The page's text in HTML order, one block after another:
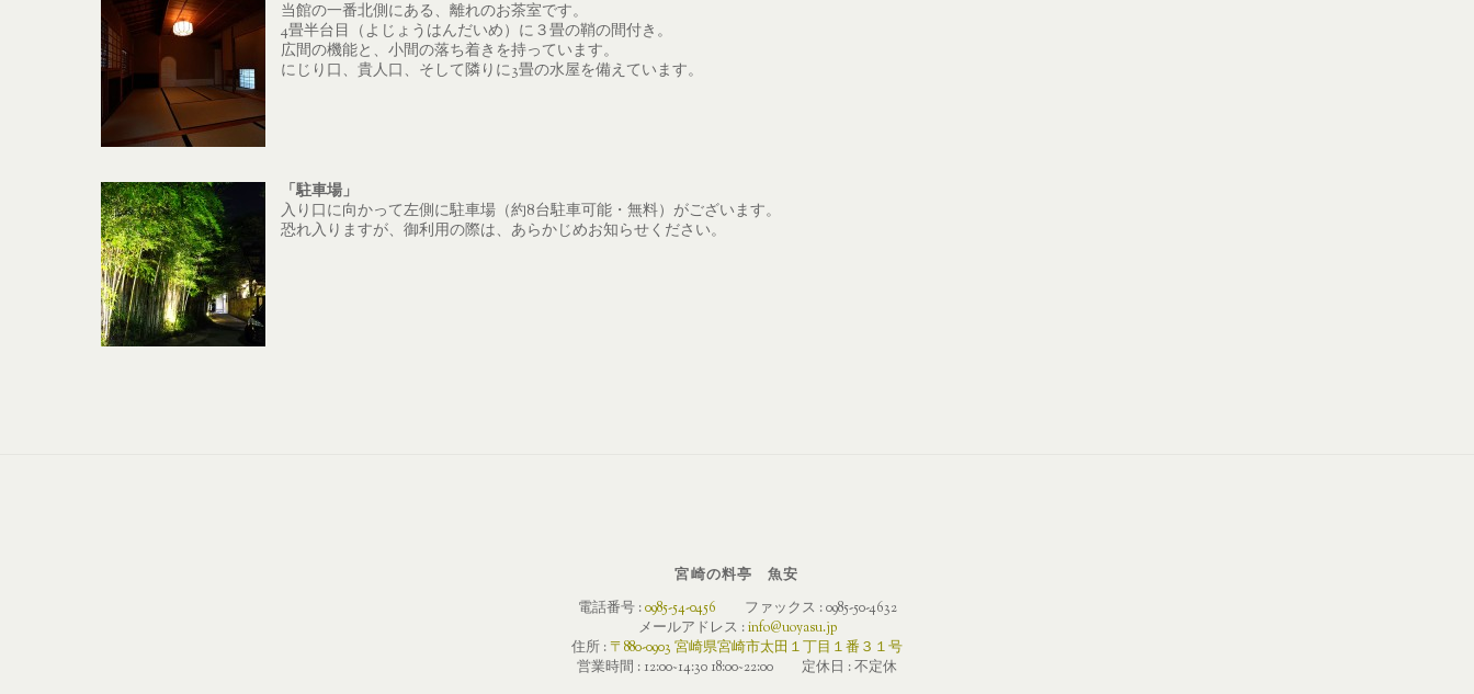
当館の一番北側にある、離れのお茶室です。
4畳半台目（よじょうはんだいめ）に３畳の鞘の間付き。
広間の機能と、小間の落ち着きを持っています。
にじり口、貴人口、そして隣りに3畳の水屋を備えています。
「駐車場」
入り口に向かって左側に駐車場（約8台駐車可能・無料）がございます。
恐れ入りますが、御利用の際は、あらかじめお知らせください。
宮崎の料亭 魚安
電話番号 :0985-54-0456 ファックス : 0985-50-4632
メールアドレス :info@uoyasu.jp
住所 :〒880-0903 宮崎県宮崎市太田１丁目１番３１号
営業時間 : 12:00~14:30 18:00~22:00 定休日 : 不定休